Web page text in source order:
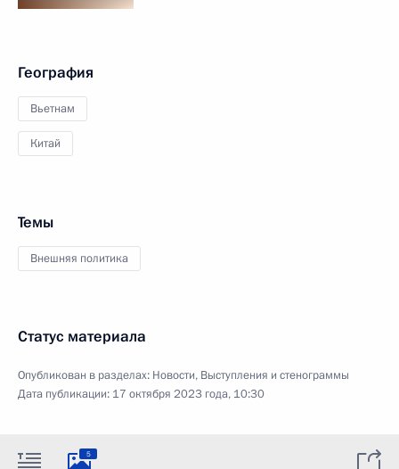
География
Вьетнам
Китай
Темы
Внешняя политика
Статус материала
Опубликован в разделах: Новости, Выступления и стенограммы
Дата публикации: 17 октября 2023 года, 10:30
5